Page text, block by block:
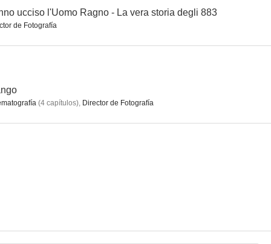
ucciso l'Uomo Ragno - La vera storia degli 883
de Fotografía
(4 capítulos), Director de Fotografía